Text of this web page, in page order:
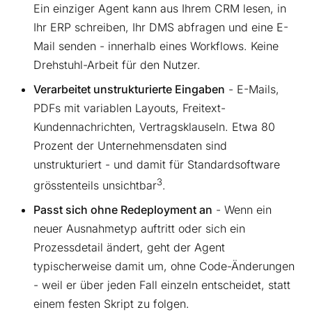
Ein einziger Agent kann aus Ihrem CRM lesen, in
Ihr ERP schreiben, Ihr DMS abfragen und eine E-
Mail senden - innerhalb eines Workflows. Keine
Drehstuhl-Arbeit für den Nutzer.
Verarbeitet unstrukturierte Eingaben - E-Mails,
PDFs mit variablen Layouts, Freitext-
Kundennachrichten, Vertragsklauseln. Etwa 80
Prozent der Unternehmensdaten sind
unstrukturiert - und damit für Standardsoftware
grösstenteils unsichtbar3.
Passt sich ohne Redeployment an - Wenn ein
neuer Ausnahmetyp auftritt oder sich ein
Prozessdetail ändert, geht der Agent
typischerweise damit um, ohne Code-Änderungen
- weil er über jeden Fall einzeln entscheidet, statt
einem festen Skript zu folgen.